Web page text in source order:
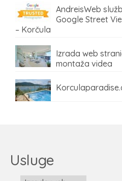
AndreisWeb
Google Street
– Korčula
Izrada web
montaža videa
Usluge